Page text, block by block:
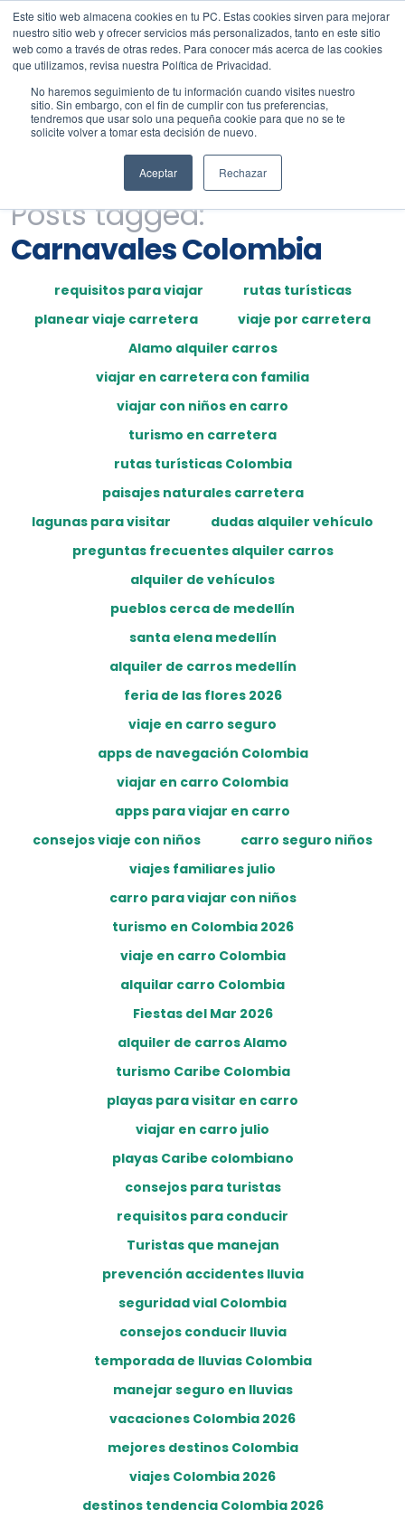
Este sitio web almacena cookies en tu PC. Estas cookies sirven para mejorar
nuestro sitio web y ofrecer servicios más personalizados, tanto en este sitio
web como a través de otras redes. Para conocer más acerca de las cookies
que utilizamos, revisa nuestra Política de Privacidad.
No haremos seguimiento de tu información cuando visites nuestro
sitio. Sin embargo, con el fin de cumplir con tus preferencias,
tendremos que usar solo una pequeña cookie para que no se te
solicite volver a tomar esta decisión de nuevo.
Aceptar Rechazar
Posts tagged:
Carnavales Colombia
requisitos para viajar
rutas turísticas
planear viaje carretera
viaje por carretera
Alamo alquiler carros
viajar en carretera con familia
viajar con niños en carro
turismo en carretera
rutas turísticas Colombia
paisajes naturales carretera
lagunas para visitar
dudas alquiler vehículo
preguntas frecuentes alquiler carros
alquiler de vehículos
pueblos cerca de medellín
santa elena medellín
alquiler de carros medellín
feria de las flores 2026
viaje en carro seguro
apps de navegación Colombia
viajar en carro Colombia
apps para viajar en carro
consejos viaje con niños
carro seguro niños
viajes familiares julio
carro para viajar con niños
turismo en Colombia 2026
viaje en carro Colombia
alquilar carro Colombia
Fiestas del Mar 2026
alquiler de carros Alamo
turismo Caribe Colombia
playas para visitar en carro
viajar en carro julio
playas Caribe colombiano
consejos para turistas
requisitos para conducir
Turistas que manejan
prevención accidentes lluvia
seguridad vial Colombia
consejos conducir lluvia
temporada de lluvias Colombia
manejar seguro en lluvias
vacaciones Colombia 2026
mejores destinos Colombia
viajes Colombia 2026
destinos tendencia Colombia 2026